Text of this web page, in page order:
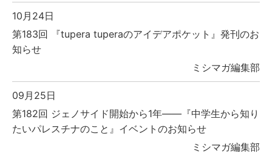
10月24日
第183回 『tupera tuperaのアイデアポケット』発刊のお
知らせ
ミシマガ編集部
09月25日
第182回 ジェノサイド開始から1年――『中学生から知り
たいパレスチナのこと』イベントのお知らせ
ミシマガ編集部